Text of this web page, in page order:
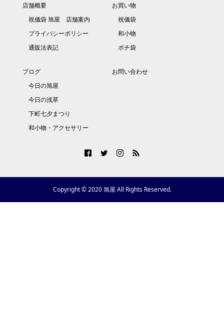
店舗概要
祝儀袋 旭屋 店舗案内
プライバシーポリシー
通販法表記
お買い物
祝儀袋
和小物
ポチ袋
ブログ
今日の旭屋
今日の浅草
下町七夕まつり
和小物・アクセサリー
お問い合わせ
Copyright © 2020 旭屋 All Rights Reserved.